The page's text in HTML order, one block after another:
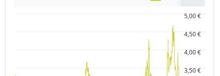
3,50 €
4,00 €
4,50 €
5,00 €